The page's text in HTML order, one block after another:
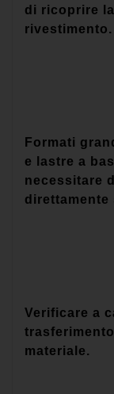
di ricoprire
rivestimento.
Formati
e lastre a
necessitare
direttamente
Verificare a
materiale.